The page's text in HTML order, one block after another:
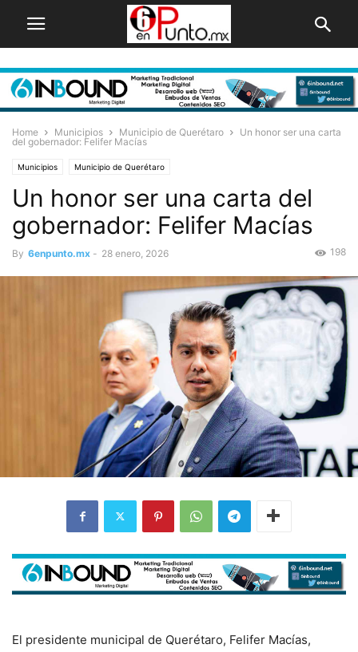
Home Municipios Municipio de Querétaro
Un honor ser una carta
del gobernador: Felifer Macías
Municipios Municipio de Querétaro
Un honor ser una carta del
gobernador: Felifer Macías
By 6enpunto.mx - 28 enero, 2026 198
El presidente municipal de Querétaro, Felifer Macías,